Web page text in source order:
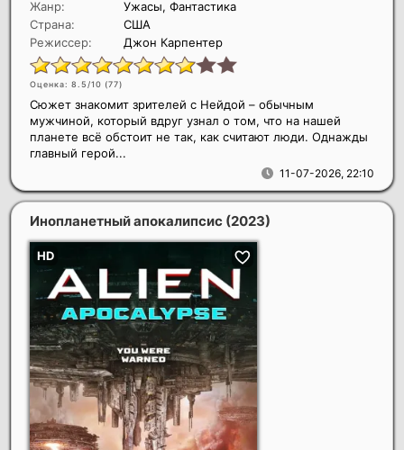
Жанр:
Ужасы, Фантастика
Страна:
США
Режиссер:
Джон Карпентер
Оценка: 8.5/10 (77)
11-07-2026, 22:10
Сюжет знакомит зрителей с Нейдой – обычным
мужчиной, который вдруг узнал о том, что на нашей
планете всё обстоит не так, как считают люди. Однажды
главный герой...
Инопланетный апокалипсис (2023)